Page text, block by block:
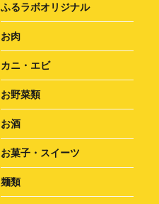
ふるラボオリジナル
お肉
カニ・エビ
お野菜類
お酒
お菓子・スイーツ
麺類